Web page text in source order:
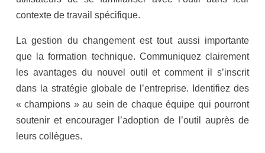
contexte de travail spécifique.
La gestion du changement est tout aussi importante
que la formation technique. Communiquez clairement
les avantages du nouvel outil et comment il s’inscrit
dans la stratégie globale de l’entreprise. Identifiez des
« champions » au sein de chaque équipe qui pourront
soutenir et encourager l’adoption de l’outil auprès de
leurs collègues.